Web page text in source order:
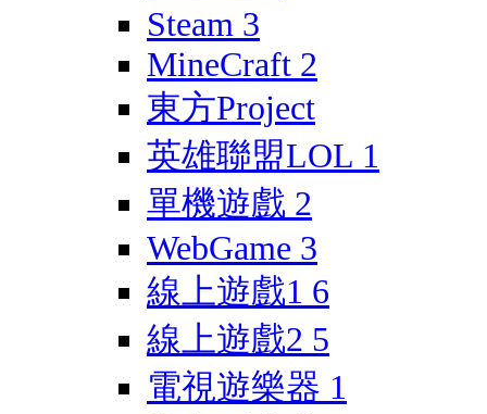
Steam 3
MineCraft 2
東方Project
英雄聯盟LOL 1
單機遊戲 2
WebGame 3
線上遊戲1 6
線上遊戲2 5
電視遊樂器 1